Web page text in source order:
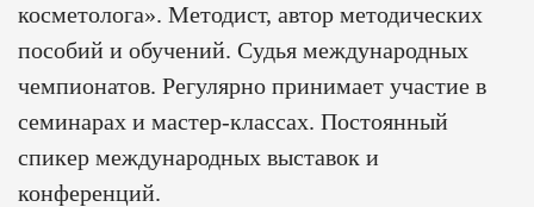
косметолога». Методист, автор методических
пособий и обучений. Судья международных
чемпионатов. Регулярно принимает участие в
семинарах и мастер-классах. Постоянный
спикер международных выставок и
конференций.